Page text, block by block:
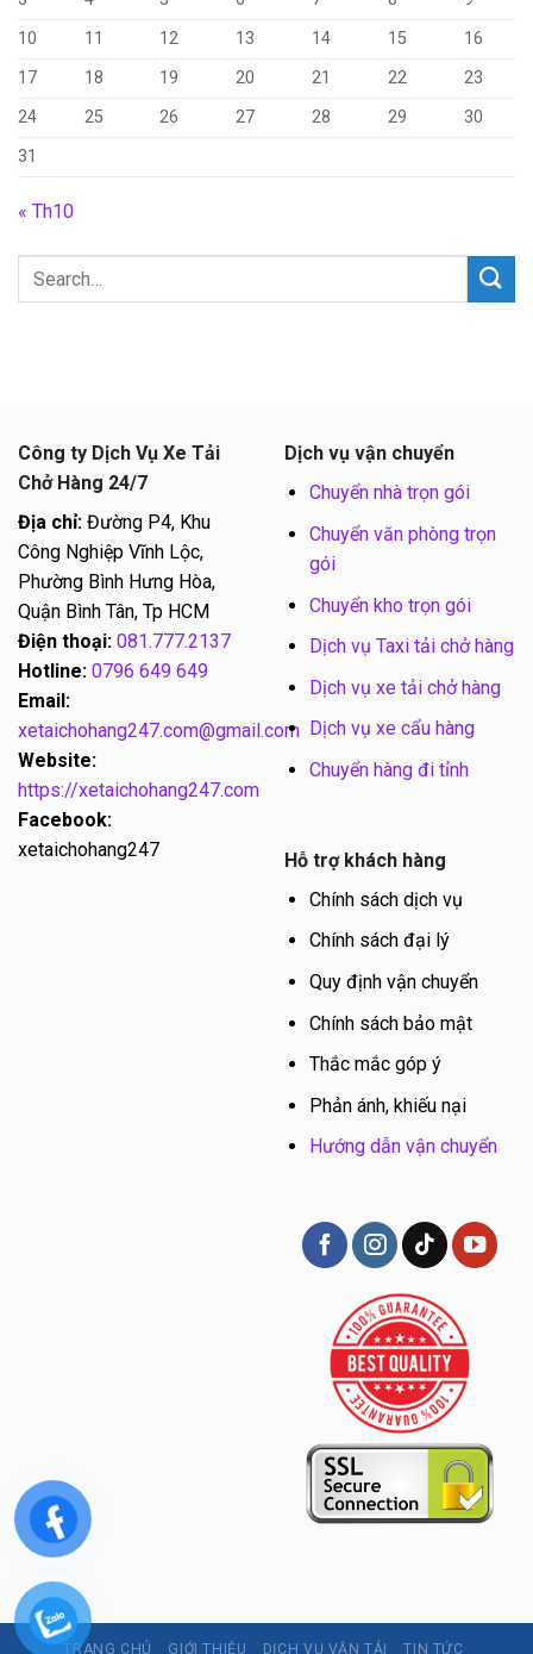
10
11 12 13 14 15
16
17
18 19 20 21 22
23
24
25 26 27 28 29
30
31
« Th10
Công ty Dịch Vụ Xe Tải
Chở Hàng 24/7
Địa chỉ: Đường P4, Khu
Công Nghiệp Vĩnh Lộc,
Phường Bình Hưng Hòa,
Quận Bình Tân, Tp HCM
Điện thoại: 081.777.2137
Hotline: 0796 649 649
Email:
xetaichohang247.com@gmail.com
Website:
https://xetaichohang247.com
Facebook:
xetaichohang247
Dịch vụ vận chuyển
Chuyển nhà trọn gói
Chuyển văn phòng trọn
gói
Chuyển kho trọn gói
Dịch vụ Taxi tải chở hàng
Dịch vụ xe tải chở hàng
Dịch vụ xe cẩu hàng
Chuyển hàng đi tỉnh
Hỗ trợ khách hàng
Chính sách dịch vụ
Chính sách đại lý
Quy định vận chuyển
Chính sách bảo mật
Thắc mắc góp ý
Phản ánh, khiếu nại
Hướng dẫn vận chuyển
TRANG CHỦ GIỚI THIỆU DỊCH VỤ VẬN TẢI TIN TỨC